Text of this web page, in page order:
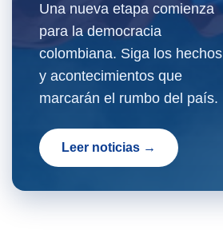
Una nueva etapa comienza
para la democracia
colombiana. Siga los hechos
y acontecimientos que
marcarán el rumbo del país.
Leer noticias →